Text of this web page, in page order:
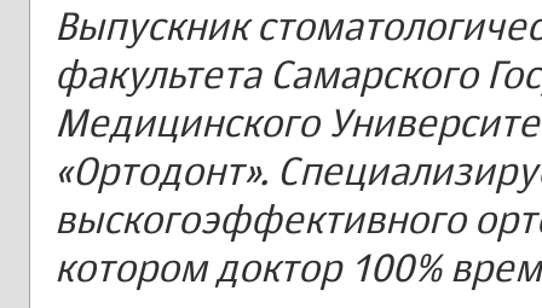
Выпускник
факультета Самарского
Медицинского
«Ортодонт».
выскогоэффективного
котором доктор 100%